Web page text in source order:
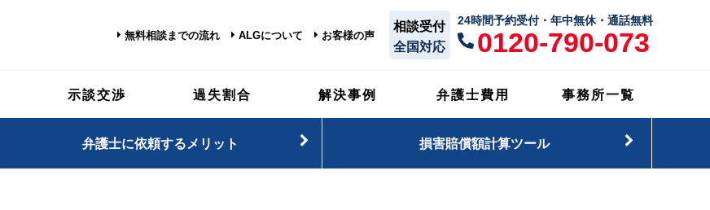
無料相談までの流れ ALGについて お客様の声
相談受付
全国対応
24時間予約受付・年中無休・通話無料
0120-790-073
示談交渉 過失割合 解決事例 弁護士費用 事務所一覧
弁護士に依頼するメリット 損害賠償額計算ツール